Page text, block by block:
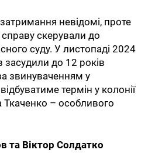
невідомі, проте
скерували до
суду. У листопаді 2024
засудили до 12 років
звинуваченням у
термін у колонії
– особливого
та Віктор Солдатко